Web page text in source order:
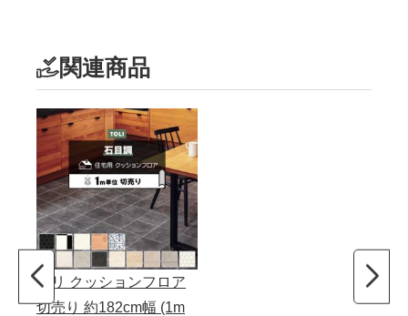
関連商品
東リ クッションフロア
切売り 約182cm幅 (1m